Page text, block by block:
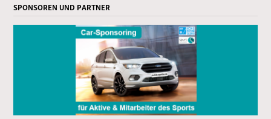
SPONSOREN UND PARTNER